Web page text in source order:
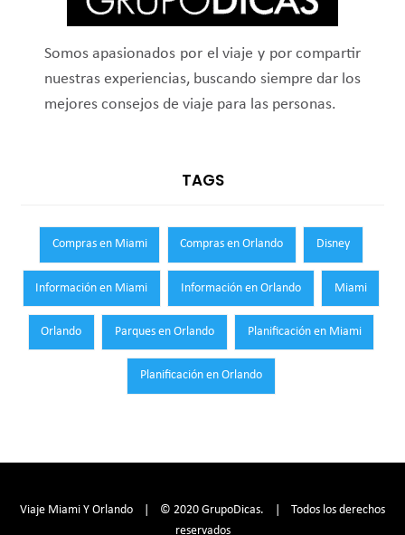
Somos apasionados por el viaje y por compartir
nuestras experiencias, buscando siempre dar los
mejores consejos de viaje para las personas.
TAGS
Compras en Miami Compras en Orlando Disney
Información en Miami Información en Orlando Miami
Orlando Parques en Orlando Planificación en Miami
Planificación en Orlando
Viaje Miami Y Orlando | © 2020 GrupoDicas. | Todos los derechos
reservados